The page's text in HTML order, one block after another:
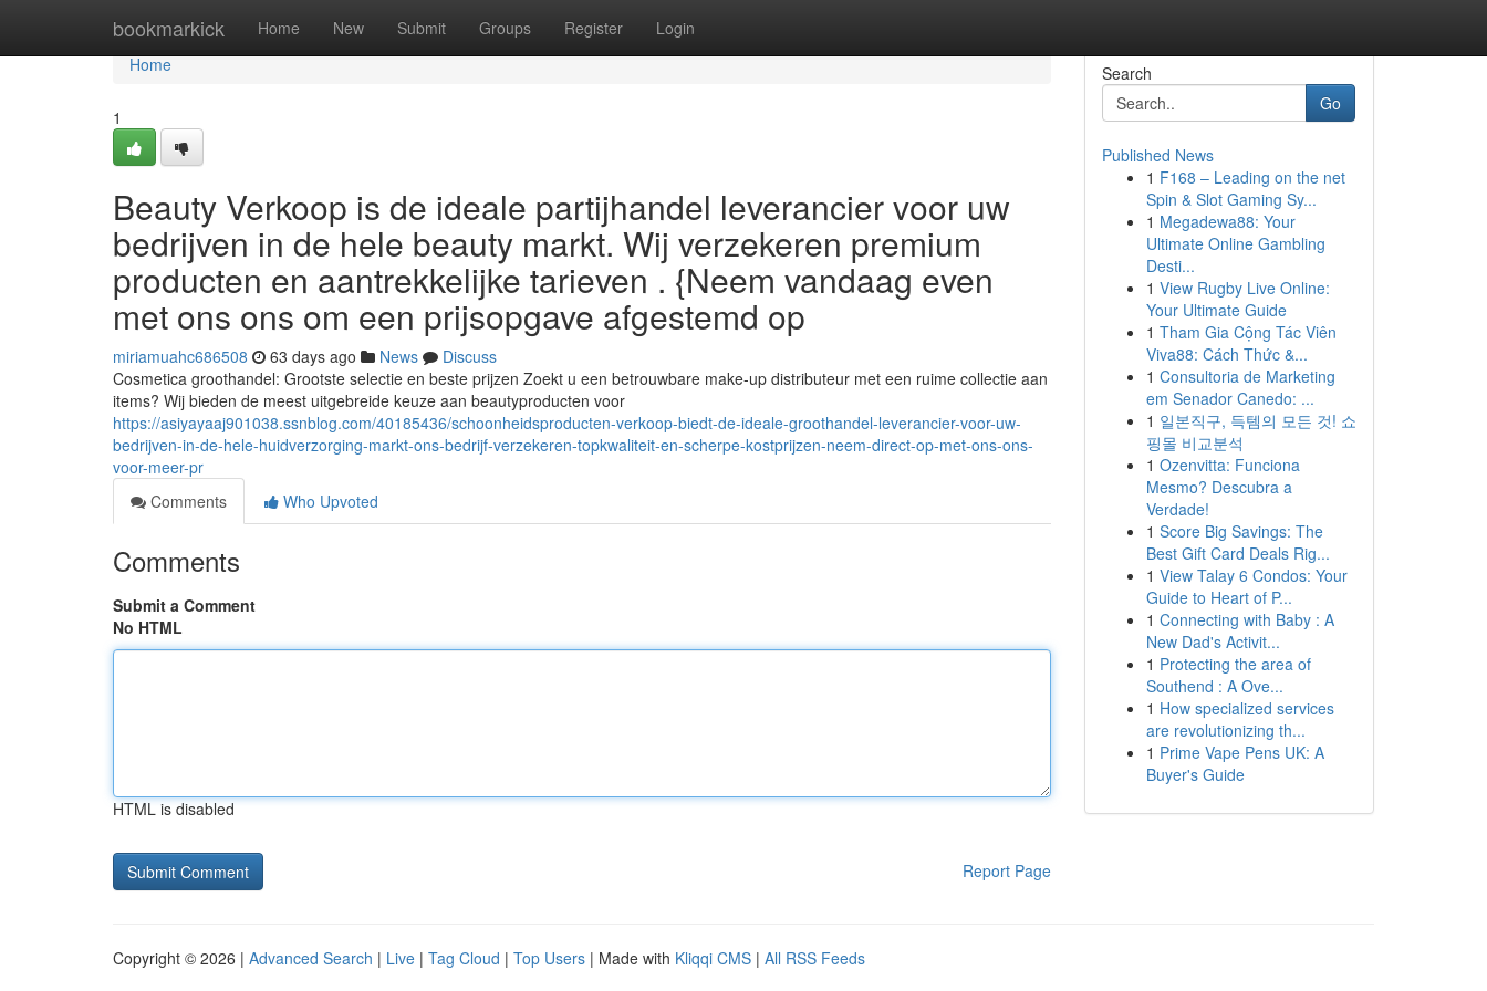
bookmarkick Home New Submit Groups Register Login
Home
Home
1
Beauty Verkoop is de ideale partijhandel leverancier voor uw
bedrijven in de hele beauty markt. Wij verzekeren premium
producten en aantrekkelijke tarieven . {Neem vandaag even
met ons ons om een prijsopgave afgestemd op
miriamuahc686508 63 days ago News
Discuss
Cosmetica groothandel: Grootste selectie en beste prijzen Zoekt u een betrouwbare make-up distributeur met een ruime collectie aan
items? Wij bieden de meest uitgebreide keuze aan beautyproducten voor
https://asiyayaaj901038.ssnblog.com/40185436/schoonheidsproducten-verkoop-biedt-de-ideale-groothandel-leverancier-voor-uw-
bedrijven-in-de-hele-huidverzorging-markt-ons-bedrijf-verzekeren-topkwaliteit-en-scherpe-kostprijzen-neem-direct-op-met-ons-ons-
voor-meer-pr
Comments
Who Upvoted
Comments
Submit a Comment
No HTML
HTML is disabled
Report Page
Search
Go
Published News
1 F168 – Leading on the net
Spin & Slot Gaming Sy...
1 Megadewa88: Your
Ultimate Online Gambling
Desti...
1 View Rugby Live Online:
Your Ultimate Guide
1 Tham Gia Cộng Tác Viên
Viva88: Cách Thức &...
1 Consultoria de Marketing
em Senador Canedo: ...
1 일본직구, 득템의 모든 것! 쇼
핑몰 비교분석
1 Ozenvitta: Funciona
Mesmo? Descubra a
Verdade!
1 Score Big Savings: The
Best Gift Card Deals Rig...
1 View Talay 6 Condos: Your
Guide to Heart of P...
1 Connecting with Baby : A
New Dad's Activit...
1 Protecting the area of
Southend : A Ove...
1 How specialized services
are revolutionizing th...
1 Prime Vape Pens UK: A
Buyer's Guide
Copyright © 2026 | Advanced Search | Live | Tag Cloud | Top Users | Made with Kliqqi CMS | All RSS Feeds